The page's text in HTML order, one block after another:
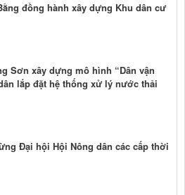
đồng hành xây dựng Khu dân cư
Sơn xây dựng mô hình “Dân vận
lắp đặt hệ thống xử lý nước thải
Đại hội Hội Nông dân các cấp thời